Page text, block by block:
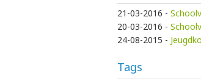
21-03-2016 -
20-03-2016 -
24-08-2015 -
Tags